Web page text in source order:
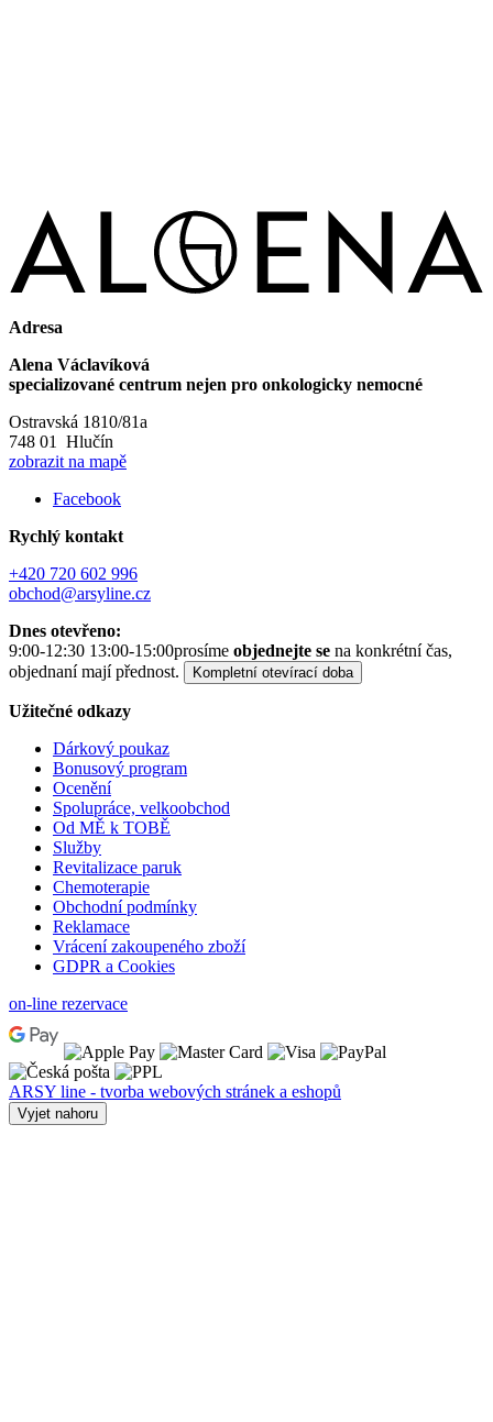
Adresa
Alena Václavíková
specializované centrum nejen pro onkologicky nemocné
Ostravská 1810/81a
748 01 Hlučín
zobrazit na mapě
Facebook
Rychlý kontakt
+420 720 602 996
obchod@arsyline.cz
Dnes otevřeno:
9:00-12:30 13:00-15:00prosíme objednejte se na konkrétní čas,
objednaní mají přednost.
Kompletní otevírací doba
Užitečné odkazy
Dárkový poukaz
Bonusový program
Ocenění
Spolupráce, velkoobchod
Od MĚ k TOBĚ
Služby
Revitalizace paruk
Chemoterapie
Obchodní podmínky
Reklamace
Vrácení zakoupeného zboží
GDPR a Cookies
on-line rezervace
ARSY line - tvorba webových stránek a eshopů
Vyjet nahoru